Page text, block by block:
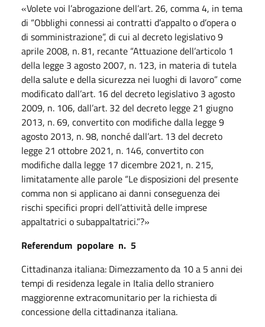
«Volete voi l’abrogazione dell’art. 26, comma 4, in tema
di “Obblighi connessi ai contratti d’appalto o d’opera o
di somministrazione”, di cui al decreto legislativo 9
aprile 2008, n. 81, recante “Attuazione dell’articolo 1
della legge 3 agosto 2007, n. 123, in materia di tutela
della salute e della sicurezza nei luoghi di lavoro” come
modificato dall’art. 16 del decreto legislativo 3 agosto
2009, n. 106, dall’art. 32 del decreto legge 21 giugno
2013, n. 69, convertito con modifiche dalla legge 9
agosto 2013, n. 98, nonché dall’art. 13 del decreto
legge 21 ottobre 2021, n. 146, convertito con
modifiche dalla legge 17 dicembre 2021, n. 215,
limitatamente alle parole “Le disposizioni del presente
comma non si applicano ai danni conseguenza dei
rischi specifici propri dell’attività delle imprese
appaltatrici o subappaltatrici.”?»
Referendum popolare n. 5
Cittadinanza italiana: Dimezzamento da 10 a 5 anni dei
tempi di residenza legale in Italia dello straniero
maggiorenne extracomunitario per la richiesta di
concessione della cittadinanza italiana.